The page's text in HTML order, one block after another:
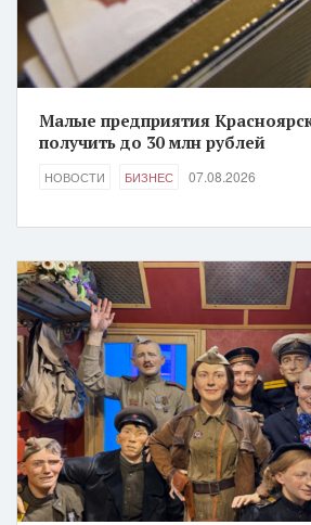
Малые предприятия
получить до 30 млн рублей
НОВОСТИ БИЗНЕС 07.08.2026